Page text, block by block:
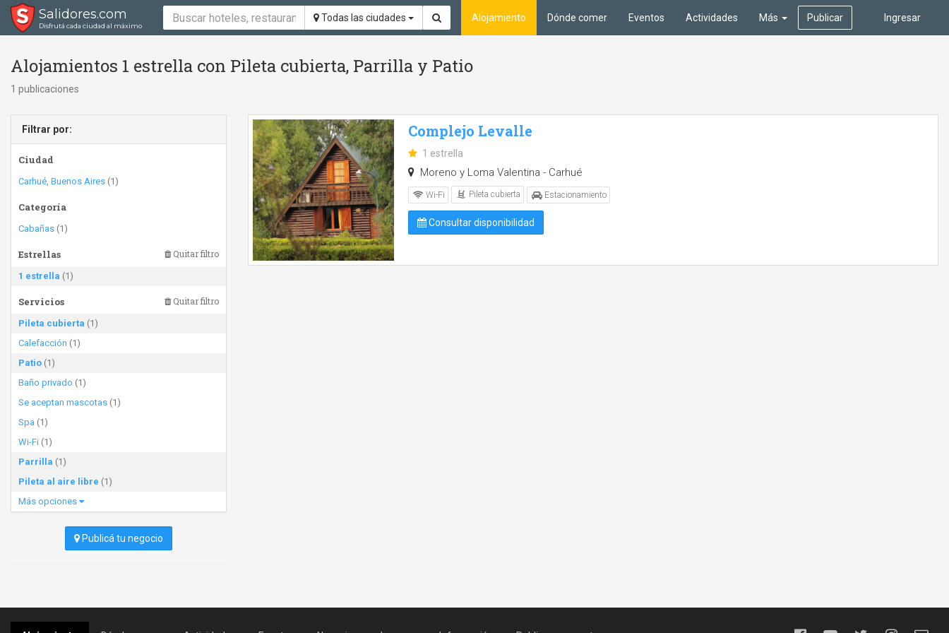
Salidores.com
Disfrutá cada ciudad al máximo
Todas las ciudades Ingresar
Alojamiento Dónde comer Eventos Actividades Más Publicar
Alojamientos 1 estrella con Pileta cubierta, Parrilla y Patio
1 publicaciones
Filtrar por:
Ciudad
Carhué, Buenos Aires (1)
Categoría
Cabañas (1)
Estrellas Quitar filtro
1 estrella (1)
Servicios Quitar filtro
Pileta cubierta (1)
Calefacción (1)
Patio (1)
Baño privado (1)
Se aceptan mascotas (1)
Spa (1)
Wi-Fi (1)
Parrilla (1)
Pileta al aire libre (1)
Más opciones
Publicá tu negocio
Complejo Levalle
1 estrella
Moreno y Loma Valentina - Carhué
Wi-Fi Pileta cubierta Estacionamiento
Consultar disponibilidad